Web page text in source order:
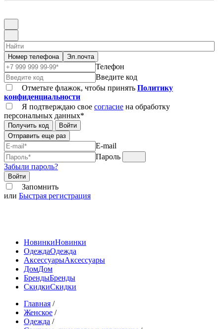
Номер телефона Эл.почта
Телефон
Введите код
Отметьте флажок, чтобы принять Политику
конфиденциальности
Я подтверждаю свое согласие на обработку
персональных данных*
Получить код
Войти
Отправить еще раз
E-mail
Пароль
Забыли пароль?
Войти
Запомнить
или Быстрая регистрация
НовинкиНовинки
ОдеждаОдежда
АксессуарыАксессуары
ДомДом
БрендыБренды
СкидкиСкидки
Главная /
Женское /
Одежда /